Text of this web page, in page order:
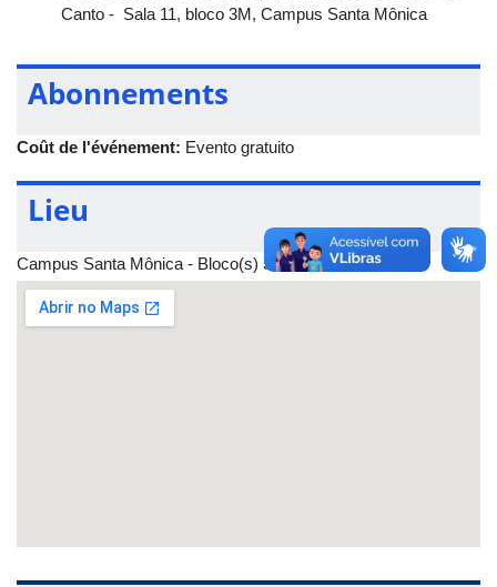
Canto - Sala 11, bloco 3M, Campus Santa Mônica
Abonnements
Coût de l'événement: Evento gratuito
Lieu
Campus Santa Mônica - Bloco(s) 3M